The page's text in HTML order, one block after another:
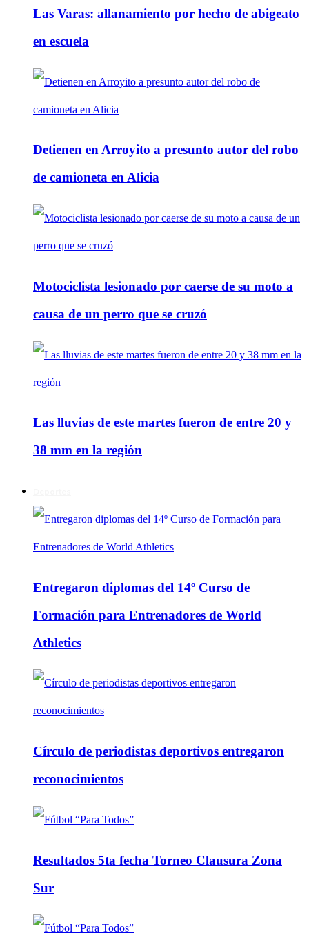
Las Varas: allanamiento por hecho de abigeato
en escuela
Detienen en Arroyito a presunto autor del robo
de camioneta en Alicia
Motociclista lesionado por caerse de su moto a
causa de un perro que se cruzó
Las lluvias de este martes fueron de entre 20 y
38 mm en la región
Entregaron diplomas del 14º Curso de
Formación para Entrenadores de World
Athletics
Círculo de periodistas deportivos entregaron
reconocimientos
Resultados 5ta fecha Torneo Clausura Zona
Sur